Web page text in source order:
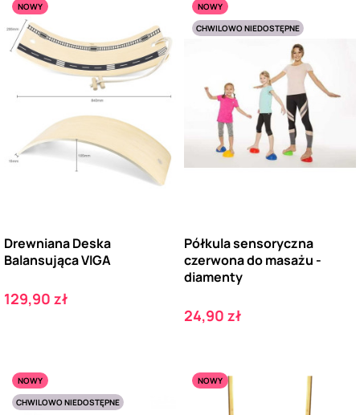
NOWY
Drewniana Deska
Balansująca VIGA
Cena
129,90 zł
NOWY
CHWILOWO NIEDOSTĘPNE
Półkula sensoryczna
czerwona do masażu -
diamenty
Cena
24,90 zł
NOWY
CHWILOWO NIEDOSTĘPNE
NOWY